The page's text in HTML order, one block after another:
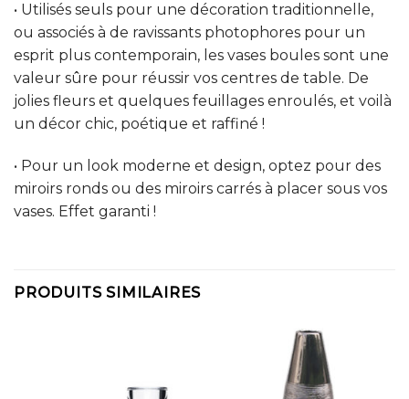
• Utilisés seuls pour une décoration traditionnelle,
ou associés à de ravissants photophores pour un
esprit plus contemporain, les vases boules sont une
valeur sûre pour réussir vos centres de table. De
jolies fleurs et quelques feuillages enroulés, et voilà
un décor chic, poétique et raffiné !
• Pour un look moderne et design, optez pour des
miroirs ronds ou des miroirs carrés à placer sous vos
vases. Effet garanti !
PRODUITS SIMILAIRES